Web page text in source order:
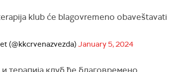
klub će blagovremeno obaveštavati
(@kkcrvenazvezda) January 5, 2024
терапија клуб ће благовремено